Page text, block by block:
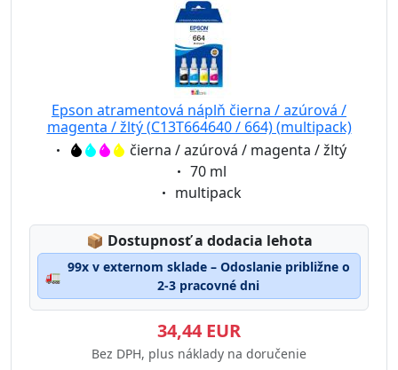
Epson atramentová náplň čierna / azúrová /
magenta / žltý (C13T664640 / 664) (multipack)
Eigenschaft:čierna / azúrová / magenta / žltý
Eigenschaft:
70 ml
Eigenschaft:
multipack
📦 Lagerstatus:
Dostupnosť a dodacia lehota
🚛
99x v externom sklade – Odoslanie približne o
2-3 pracovné dni
34,44 EUR
Bez DPH, plus náklady na doručenie